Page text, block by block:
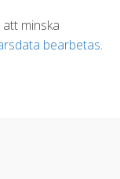
minska
bearbetas.